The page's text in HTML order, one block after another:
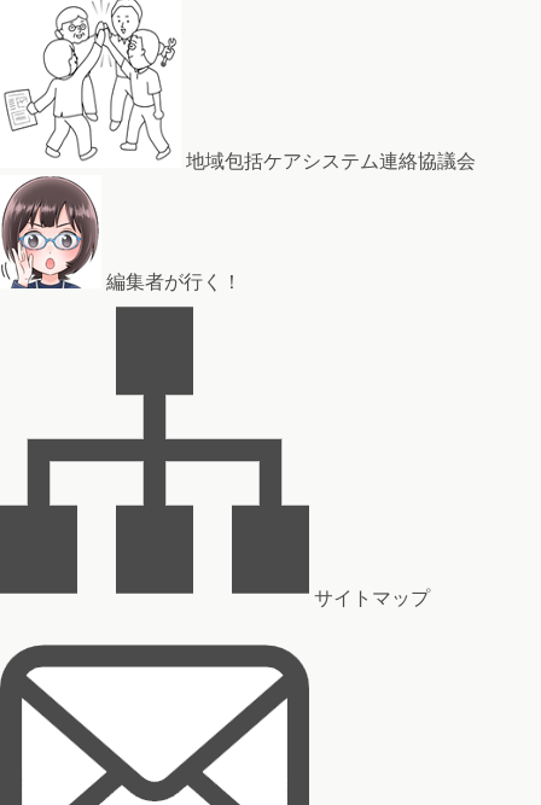
地域包括ケアシステム連絡協議会
編集者が行く！
サイトマップ